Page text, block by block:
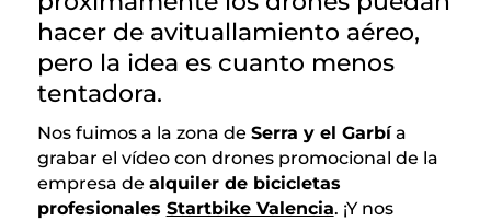
hacer de avituallamiento aéreo,
pero la idea es cuanto menos
tentadora.
Nos fuimos a la zona de Serra y el Garbía
grabar el vídeo con drones promocional de la
empresa de alquiler de bicicletas
profesionales Startbike Valencia. ¡Y nos